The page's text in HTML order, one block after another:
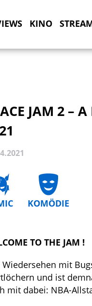
KINO
JAM 2 –
KOMÖDIE
TO THE JAM !
Wiedersehen mit
und ist
mit dabei: NBA-